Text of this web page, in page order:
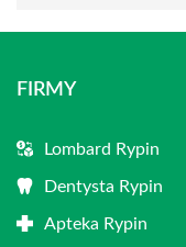
FIRMY
Lombard Rypin
Dentysta Rypin
Apteka Rypin